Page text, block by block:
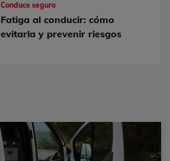
Conduce seguro
Fatiga al conducir: cómo
evitarla y prevenir riesgos